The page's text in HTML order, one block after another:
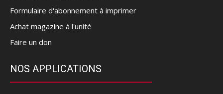
Formulaire d'abonnement à imprimer
Achat magazine à l'unité
Faire un don
NOS APPLICATIONS